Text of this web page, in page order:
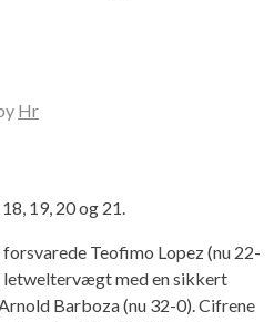
Hr
19, 20 og 21.
Teofimo Lopez (nu 22-
med en sikkert
Barboza (nu 32-0). Cifrene